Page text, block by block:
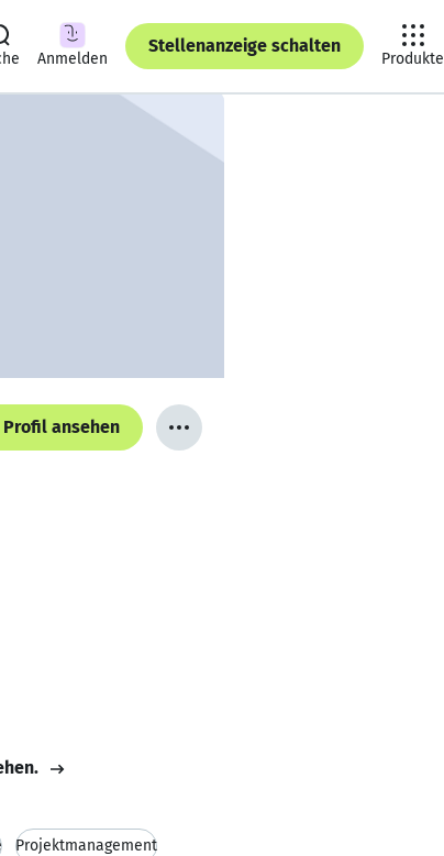
Anmelden
Stellenanzeige schalten
Produkte
Profil ansehen
Projektmanagement